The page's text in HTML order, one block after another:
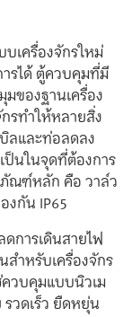
เครื่องจักรใหม่
รได้ ตู้ควบคุมที่มี
ของฐานเครื่อง
รทำให้หลายสิ่ง
ลและท่อลดลง
ป็นในจุดที่ต้องการ
ภัณฑ์หลัก คือ วาล์ว
งกัน IP65
การเดินสายไฟ
ำหรับเครื่องจักร
ควบคุมแบบนิวเม
วดเร็ว ยืดหยุ่น